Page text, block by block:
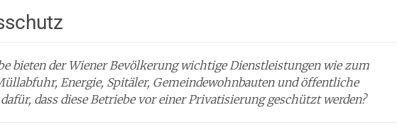
bieten der Wiener Bevölkerung wichtige Dienstleistungen wie zum
Energie, Spitäler, Gemeindewohnbauten und öffentliche
dass diese Betriebe vor einer Privatisierung geschützt werden?